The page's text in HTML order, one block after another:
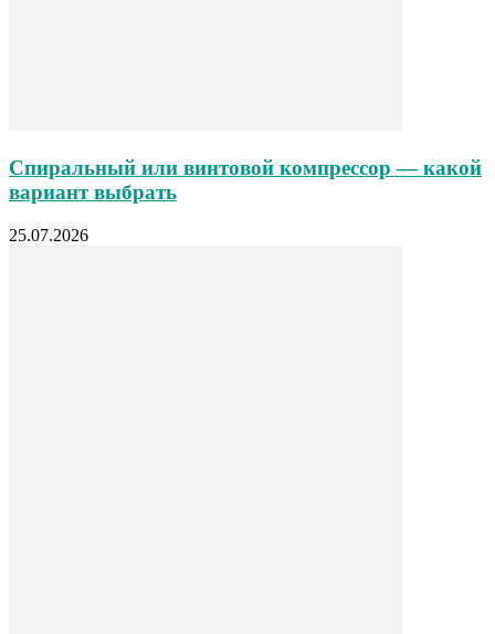
Спиральный или винтовой компрессор — какой
вариант выбрать
25.07.2026